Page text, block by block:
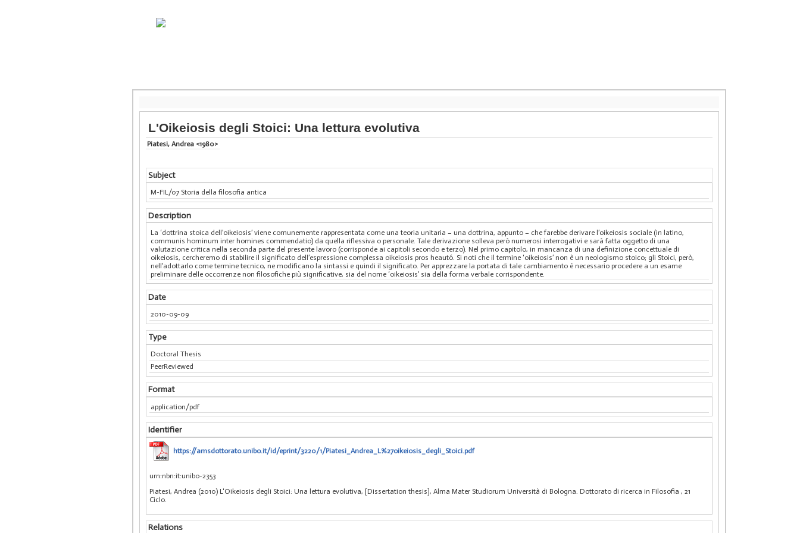
L'Oikeiosis degli Stoici: Una lettura evolutiva
Piatesi, Andrea <1980>
Subject
M-FIL/07 Storia della filosofia antica
Description
La ‘dottrina stoica dell’oikeiosis’ viene comunemente rappresentata come una teoria unitaria – una dottrina, appunto – che farebbe derivare l’oikeiosis sociale (in latino,
communis hominum inter homines commendatio) da quella riflessiva o personale. Tale derivazione solleva però numerosi interrogativi e sarà fatta oggetto di una
valutazione critica nella seconda parte del presente lavoro (corrisponde ai capitoli secondo e terzo). Nel primo capitolo, in mancanza di una definizione concettuale di
oikeiosis, cercheremo di stabilire il significato dell’espressione complessa oikeiosis pros heautó. Si noti che il termine ‘oikeiosis’ non è un neologismo stoico; gli Stoici, però,
nell’adottarlo come termine tecnico, ne modificano la sintassi e quindi il significato. Per apprezzare la portata di tale cambiamento è necessario procedere a un esame
preliminare delle occorrenze non filosofiche più significative, sia del nome ‘oikeiosis’ sia della forma verbale corrispondente.
Date
2010-09-09
Type
Doctoral Thesis
PeerReviewed
Format
application/pdf
Identifier
https://amsdottorato.unibo.it/id/eprint/3220/1/Piatesi_Andrea_L%27oikeiosis_degli_Stoici.pdf
urn:nbn:it:unibo-2353
Piatesi, Andrea (2010) L'Oikeiosis degli Stoici: Una lettura evolutiva, [Dissertation thesis], Alma Mater Studiorum Università di Bologna. Dottorato di ricerca in Filosofia , 21
Ciclo.
Relations